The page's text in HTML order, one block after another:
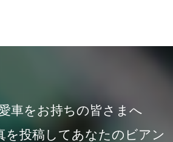
車をお持ちの皆さまへ
を投稿してあなたのビアン